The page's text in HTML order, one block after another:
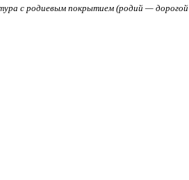
с родиевым покрытием (родий —